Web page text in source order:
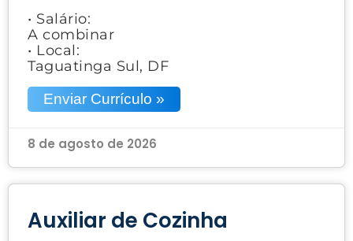
• Salário:
A combinar
• Local:
Taguatinga Sul, DF
Enviar Currículo »
8 de agosto de 2026
Auxiliar de Cozinha